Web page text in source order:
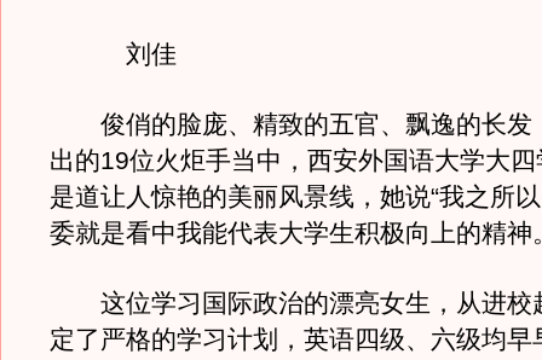
刘佳
俊俏的脸庞、精致的五官、飘逸的长发
出的19位火炬手当中，西安外国语大学大
是道让人惊艳的美丽风景线，她说“我之所
委就是看中我能代表大学生积极向上的精神
这位学习国际政治的漂亮女生，从进校
定了严格的学习计划，英语四级、六级均早